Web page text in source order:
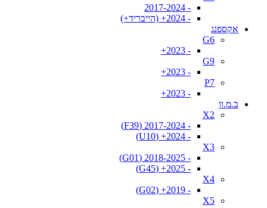
- 2017-2024
- 2024+ (הייבריד+)
אקספנג
G6
- 2023+
G9
- 2023+
P7
- 2023+
ב.מ.וו
X2
- 2017-2024 (F39)
- 2024+ (U10)
X3
- 2018-2025 (G01)
- 2025+ (G45)
X4
- 2019+ (G02)
X5